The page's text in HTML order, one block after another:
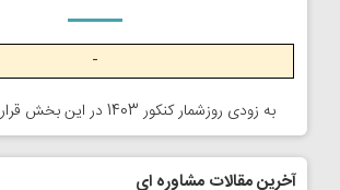
-
به زودی روزشمار کنکور 1403 در این بخش قرار خواهد گرفت.
آخرین مقالات مشاوره ای